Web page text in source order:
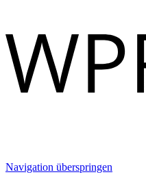
Navigation überspringen